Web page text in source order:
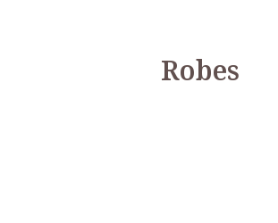
Robes